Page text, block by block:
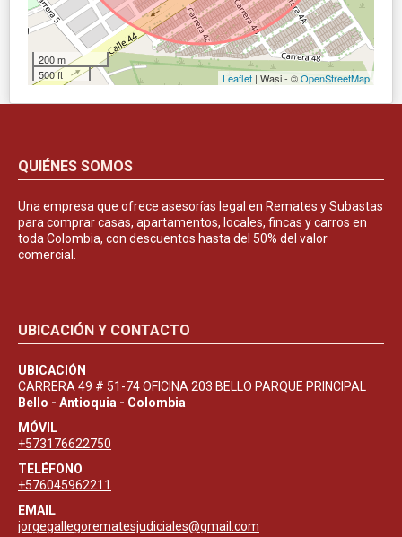
200 m
500 ft
Leaflet | Wasi - ©OpenStreetMap
QUIÉNES SOMOS
Una empresa que ofrece asesorías legal en Remates y Subastas
para comprar casas, apartamentos, locales, fincas y carros en
toda Colombia, con descuentos hasta del 50% del valor
comercial.
UBICACIÓN Y CONTACTO
UBICACIÓN
CARRERA 49 # 51-74 OFICINA 203 BELLO PARQUE PRINCIPAL
Bello - Antioquia - Colombia
MÓVIL
+573176622750
TELÉFONO
+576045962211
EMAIL
jorgegallegorematesjudiciales@gmail.com